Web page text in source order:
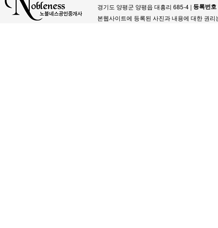
경기도 양평군 양평읍 대흥리 685-4 | 등록번호
본웹사이트에 등록된 사진과 내용에 대한 권